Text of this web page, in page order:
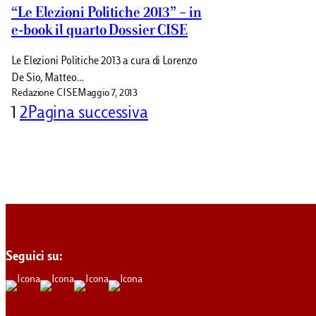
“Le Elezioni Politiche 2013” – in
e-book il quarto Dossier CISE
Le Elezioni Politiche 2013 a cura di Lorenzo
De Sio, Matteo…
Redazione CISEMaggio 7, 2013
1 2Pagina successiva
Seguici su: